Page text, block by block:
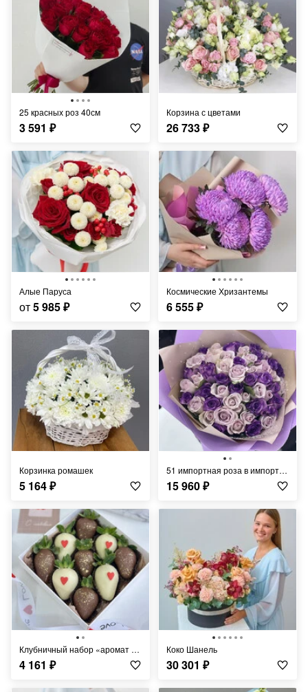
25 красных роз 40см
3 591 ₽
корзина с цветами
26 733₽
Алые Паруса
от5 985₽
Космические Хризантемы
6 555₽
Корзинка ромашек
5 164₽
51 импортная роза в импортной упаковке
15 960₽
Клубничный набор «аромат любви»
4 161 ₽
Коко Шанель
30 301 ₽